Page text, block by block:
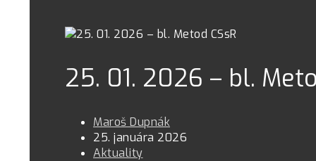
25. 01. 2026 – bl.
Maroš Dupnák
25. januára 2026
Aktuality